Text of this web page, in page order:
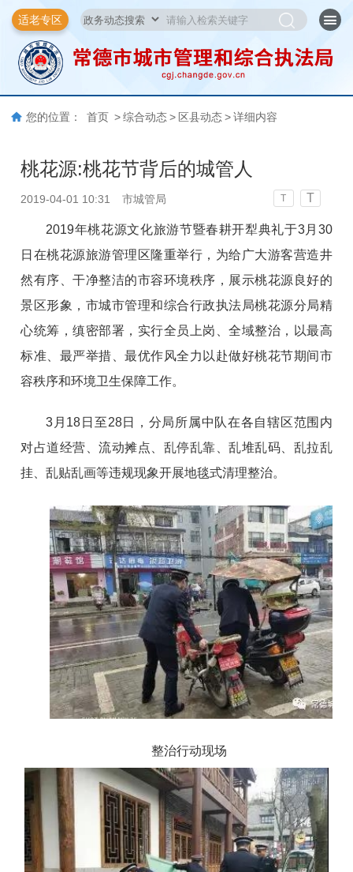
适老专区
您的位置： 首页 > 综合动态 > 区县动态 > 详细内容
桃花源:桃花节背后的城管人
2019-04-01 10:31 市城管局 T T
2019年桃花源文化旅游节暨春耕开犁典礼于3月30
日在桃花源旅游管理区隆重举行，为给广大游客营造井
然有序、干净整洁的市容环境秩序，展示桃花源良好的
景区形象，市城市管理和综合行政执法局桃花源分局精
心统筹，缜密部署，实行全员上岗、全域整治，以最高
标准、最严举措、最优作风全力以赴做好桃花节期间市
容秩序和环境卫生保障工作。
3月18日至28日，分局所属中队在各自辖区范围内
对占道经营、流动摊点、乱停乱靠、乱堆乱码、乱拉乱
挂、乱贴乱画等违规现象开展地毯式清理整治。
整治行动现场